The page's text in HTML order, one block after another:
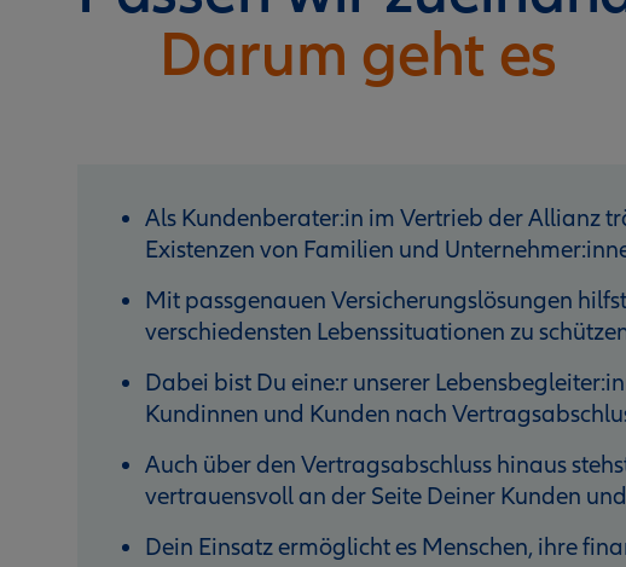
Darum geht es
Als Kundenberater:in im Vertrieb der Allianz
Existenzen von Familien und
Mit passgenauen Versicherungslösungen
verschiedensten Lebenssituationen zu
Dabei bist Du eine:r unserer
Kundinnen und Kunden nach
Auch über den Vertragsabschluss hinaus
vertrauensvoll an der Seite Deiner Kunden
Dein Einsatz ermöglicht es Menschen, ihre